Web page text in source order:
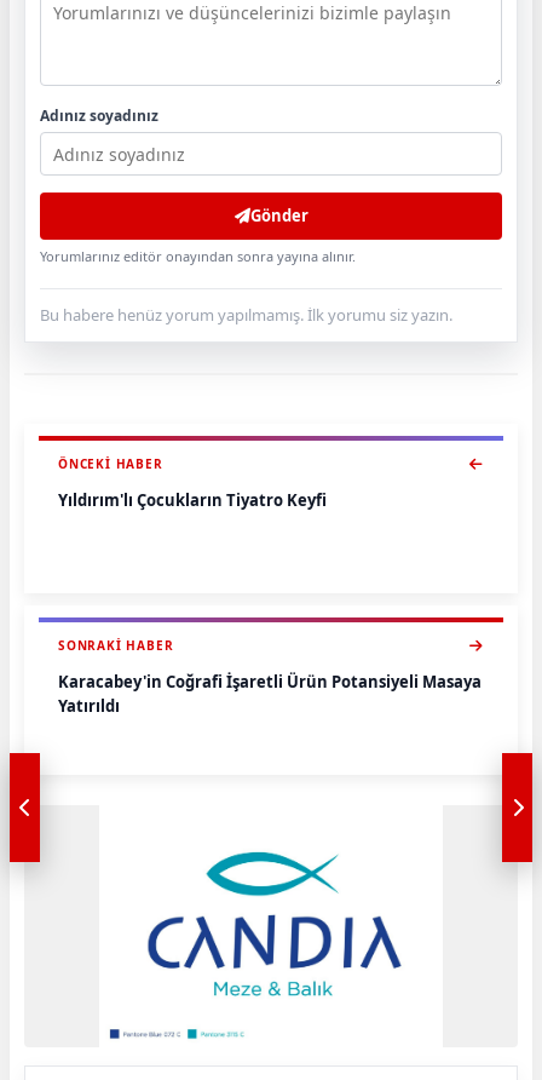
Adınız soyadınız
Gönder
Yorumlarınız editör onayından sonra yayına alınır.
Bu habere henüz yorum yapılmamış. İlk yorumu siz yazın.
ÖNCEKI HABER
Yıldırım'lı Çocukların Tiyatro Keyfi
SONRAKI HABER
Karacabey'in Coğrafi İşaretli Ürün Potansiyeli Masaya
Yatırıldı